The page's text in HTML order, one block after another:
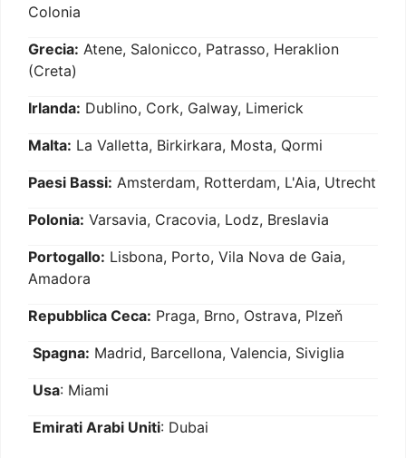
Colonia
Grecia: Atene, Salonicco, Patrasso, Heraklion
(Creta)
Irlanda: Dublino, Cork, Galway, Limerick
Malta: La Valletta, Birkirkara, Mosta, Qormi
Paesi Bassi: Amsterdam, Rotterdam, L'Aia, Utrecht
Polonia: Varsavia, Cracovia, Lodz, Breslavia
Portogallo: Lisbona, Porto, Vila Nova de Gaia,
Amadora
Repubblica Ceca: Praga, Brno, Ostrava, Plzeň
Spagna: Madrid, Barcellona, Valencia, Siviglia
Usa: Miami
Emirati Arabi Uniti: Dubai